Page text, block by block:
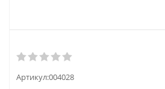
Артикул:004028